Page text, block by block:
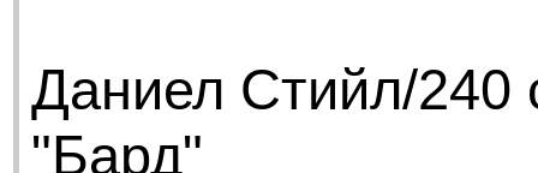
Даниел Стийл/240
"Бард"